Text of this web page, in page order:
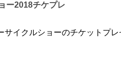
ー2018チケプレ
イクルショーのチケットプレ